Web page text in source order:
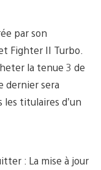
par son
Fighter II Turbo.
la tenue 3 de
dernier sera
titulaires d’un
: La mise à jour